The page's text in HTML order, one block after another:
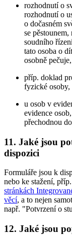
rozhodnutí o
rozhodnutí o
o dočasném
se
soudního
tato osoba o
osobně pečuje,
příp. doklad
fyzické osoby,
u osob v
evidence
přechodnou
11. Jaké jsou
dispozici
Formuláře jsou k
nebo ke stažení,
stránkách
věcí, a to nejen
např. "Potvrzení o
12. Jaké jsou